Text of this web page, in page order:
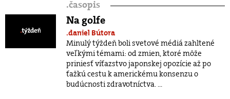
.časopis
Na golfe
.daniel Bútora
Minulý týždeň boli svetové médiá zahltené
veľkými témami: od zmien, ktoré môže
priniesť víťazstvo japonskej opozície až po
ťažkú cestu k americkému konsenzu o
budúcnosti zdravotníctva. ...